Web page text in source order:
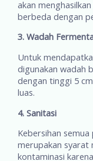
akan
berbeda dengan
3. Wadah
Untuk
digunakan wadah
dengan tinggi 5
luas.
4. Sanitasi
Kebersihan
merupakan syarat
kontaminasi